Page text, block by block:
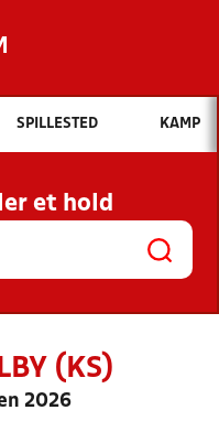
Hvad vil du søge efter?
OG NYHEDER
KLUBBER OG
SPILLESTED KAMP
et hold
(KS)
2026